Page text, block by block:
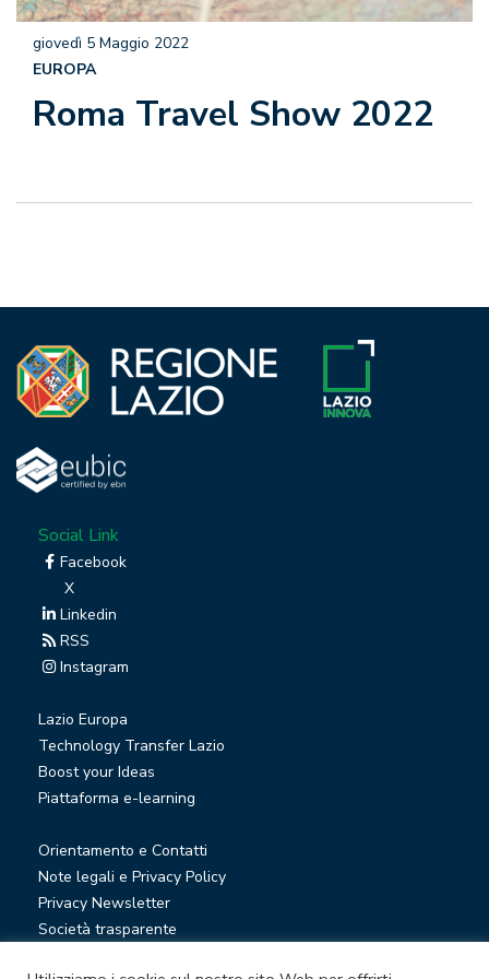
Roma Travel Show 2022
giovedì 5 Maggio 2022
EUROPA
Social Link
Facebook
X
Linkedin
RSS
Instagram
Lazio Europa
Technology Transfer Lazio
Boost your Ideas
Piattaforma e-learning
Orientamento e Contatti
Note legali e Privacy Policy
Privacy Newsletter
Società trasparente